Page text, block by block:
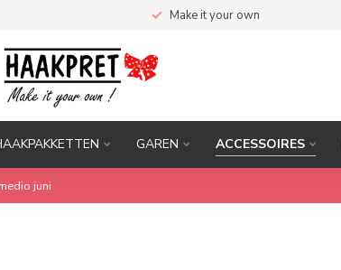
Make it your own
GAREN ACCESSOIRES
juni